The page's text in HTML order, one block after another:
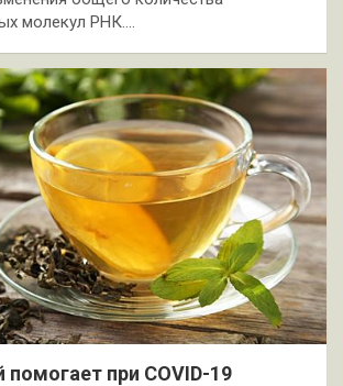
молекул РНК.…
при COVID-19